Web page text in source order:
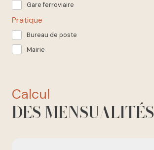
Gare ferroviaire
Pratique
Bureau de poste
Mairie
calcul
DES MENSUALITÉS